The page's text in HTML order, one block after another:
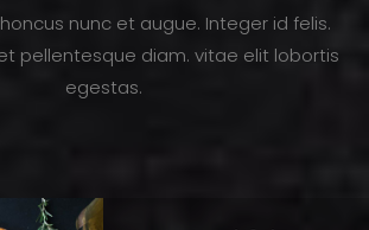
nunc et augue. Integer id felis.
pellentesque diam. vitae elit lobortis
egestas.